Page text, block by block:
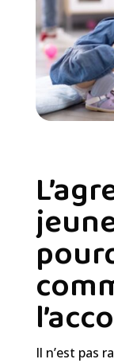
Il n’est pas